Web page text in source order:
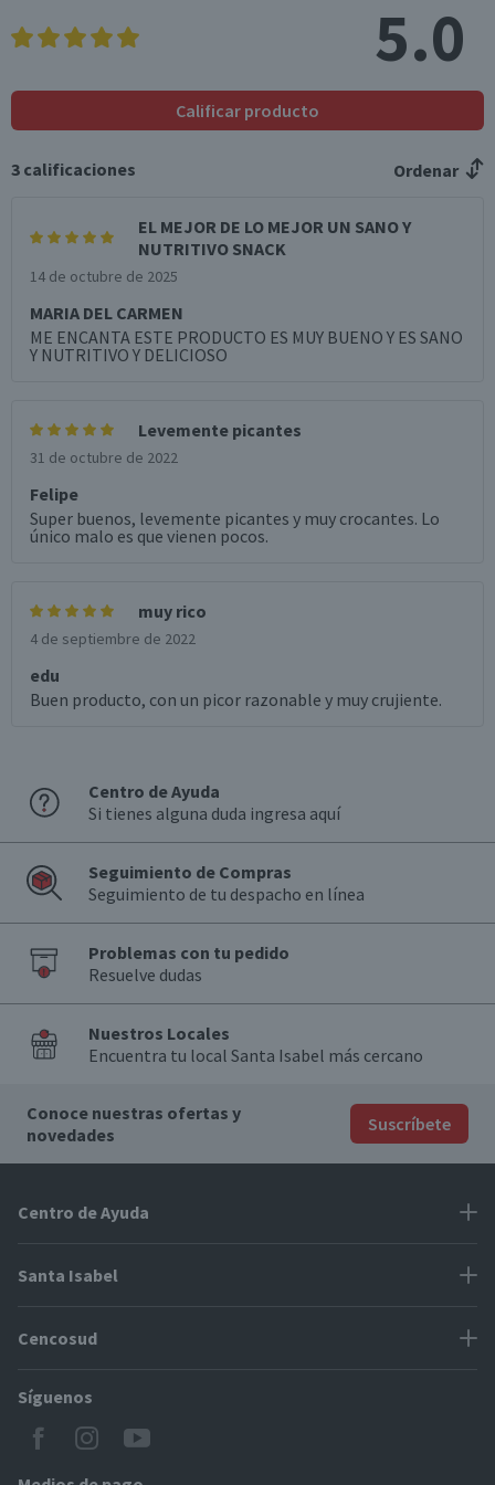
Fibra (g)
*Ingesta de referencia de un adulto promedio (8400 kj / 2000 kcal)
5.0
Calificar producto
3 calificaciones Ordenar
EL MEJOR DE LO MEJOR UN SANO Y
NUTRITIVO SNACK
14 de octubre de 2025
MARIA DEL CARMEN
ME ENCANTA ESTE PRODUCTO ES MUY BUENO Y ES SANO
Y NUTRITIVO Y DELICIOSO
Levemente picantes
31 de octubre de 2022
Felipe
Super buenos, levemente picantes y muy crocantes. Lo
único malo es que vienen pocos.
muy rico
4 de septiembre de 2022
edu
Buen producto, con un picor razonable y muy crujiente.
Centro de Ayuda
Si tienes alguna duda ingresa aquí
Seguimiento de Compras
Seguimiento de tu despacho en línea
Problemas con tu pedido
Resuelve dudas
Nuestros Locales
Encuentra tu local Santa Isabel más cercano
Conoce nuestras ofertas y
novedades
Suscríbete
Centro de Ayuda
Problemas con tu pedido
Cómo modificar mis datos
Modos de entrega y cobertura
Locales Santa Isabel
Santa Isabel
Proveedores
CyberDay
Cencosud
Paris
Jumbo
Easy
Síguenos